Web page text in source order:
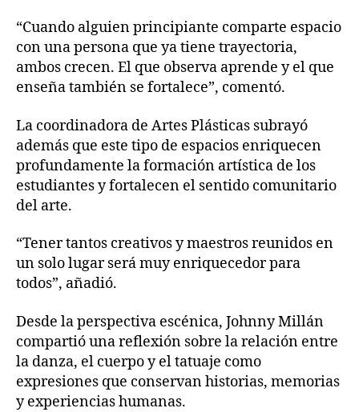
“Cuando alguien principiante comparte espacio
con una persona que ya tiene trayectoria,
ambos crecen. El que observa aprende y el que
enseña también se fortalece”, comentó.
La coordinadora de Artes Plásticas subrayó
además que este tipo de espacios enriquecen
profundamente la formación artística de los
estudiantes y fortalecen el sentido comunitario
del arte.
“Tener tantos creativos y maestros reunidos en
un solo lugar será muy enriquecedor para
todos”, añadió.
Desde la perspectiva escénica, Johnny Millán
compartió una reflexión sobre la relación entre
la danza, el cuerpo y el tatuaje como
expresiones que conservan historias, memorias
y experiencias humanas.